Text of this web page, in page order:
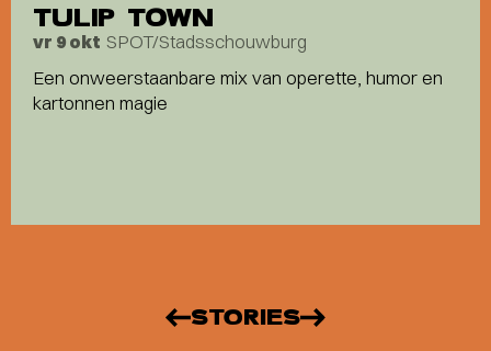
TULIP TOWN
vr 9 okt SPOT/Stadsschouwburg
Een onweerstaanbare mix van operette, humor en
kartonnen magie
STORIES